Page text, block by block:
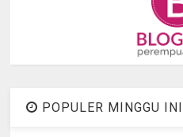
POPULER MINGGU INI